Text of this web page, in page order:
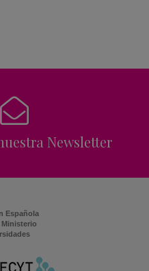
Newsletter
Española